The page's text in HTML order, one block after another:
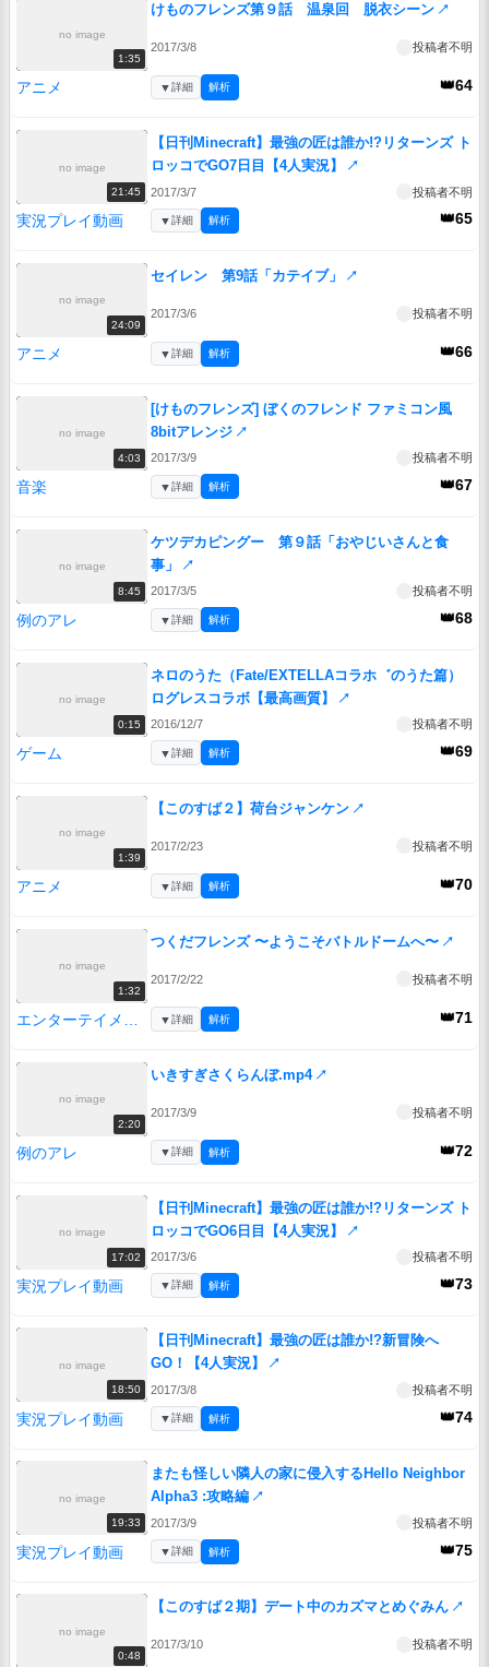
no image
1:35
けものフレンズ第９話 温泉回 脱衣シーン ↗
2017/3/8 投稿者不明
アニメ 👑64
▼詳細 解析
no image
21:45
【日刊Minecraft】最強の匠は誰か!?リターンズ ト
ロッコでGO7日目【4人実況】
↗
2017/3/7 投稿者不明
実況プレイ動画 👑65
▼詳細 解析
no image
24:09
セイレン 第9話「カテイブ」 ↗
2017/3/6 投稿者不明
アニメ 👑66
▼詳細 解析
no image
4:03
[けものフレンズ] ぼくのフレンド ファミコン風
8bitアレンジ ↗
2017/3/9 投稿者不明
音楽 👑67
▼詳細 解析
no image
8:45
ケツデカピングー 第９話「おやじいさんと食
事」
↗
2017/3/5 投稿者不明
例のアレ 👑68
▼詳細 解析
no image
0:15
ネロのうた（Fate/EXTELLAコラホ゛のうた篇）
ログレスコラボ【最高画質】
↗
2016/12/7 投稿者不明
ゲーム 👑69
▼詳細 解析
no image
1:39
【このすば２】荷台ジャンケン ↗
2017/2/23 投稿者不明
アニメ 👑70
▼詳細 解析
no image
1:32
つくだフレンズ 〜ようこそバトルドームへ〜 ↗
2017/2/22 投稿者不明
👑71
▼詳細 解析
no image
2:20
いきすぎさくらんぼ.mp4 ↗
2017/3/9 投稿者不明
例のアレ 👑72
▼詳細 解析
no image
17:02
【日刊Minecraft】最強の匠は誰か!?リターンズ ト
ロッコでGO6日目【4人実況】
↗
2017/3/6 投稿者不明
実況プレイ動画 👑73
▼詳細 解析
no image
18:50
【日刊Minecraft】最強の匠は誰か!?新冒険へ
GO！【4人実況】
↗
2017/3/8 投稿者不明
実況プレイ動画 👑74
▼詳細 解析
no image
19:33
またも怪しい隣人の家に侵入するHello Neighbor
Alpha3 :攻略編 ↗
2017/3/9 投稿者不明
実況プレイ動画 👑75
▼詳細 解析
no image
0:48
【このすば２期】デート中のカズマとめぐみん ↗
2017/3/10 投稿者不明